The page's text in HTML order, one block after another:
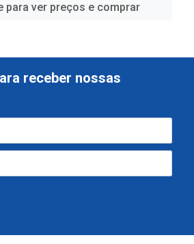
para ver preços e comprar
receber nossas